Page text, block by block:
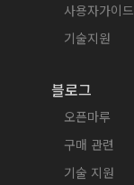
사용자가이드
기술지원
블로그
오픈마루
구매 관련
기술 지원